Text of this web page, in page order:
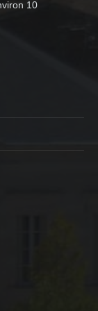
10